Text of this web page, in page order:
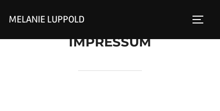
MELANIE LUPPOLD
IMPRESSUM